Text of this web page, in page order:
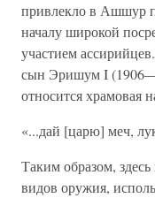
привлекло в Ашшур
началу широкой
участием
сын Эришум I
относится
«...дай [царю] меч,
Таким образом,
видов оружия,